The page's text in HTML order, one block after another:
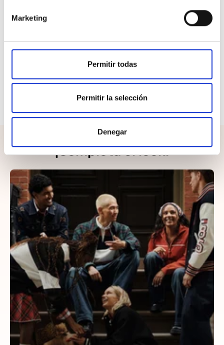
Marketing
Permitir todas
Permitir la selección
Denegar
cotidiano confortable.
concebida para potenciar tu libertad y bienestar.
Supera cada objetivo diario con la máxima comodidad,
¡Completa el look!